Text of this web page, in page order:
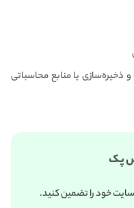
ذخیره‌سازی یا منابع محاسباتی
پک
خود را تضمین کنید.